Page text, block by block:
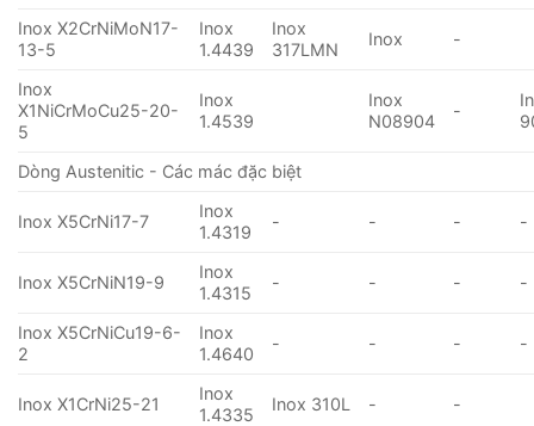
Inox X2CrNiMoN17-
13-5
Inox
1.4439
Inox
317LMN
Inox -
Inox
X1NiCrMoCu25-20-
5
Inox
1.4539
Inox
N08904
-
Dòng Austenitic - Các mác đặc biệt
Inox X5CrNi17-7
Inox
1.4319
- - - -
Inox X5CrNiN19-9
Inox
1.4315
- - - -
Inox X5CrNiCu19-6-
2
Inox
1.4640
- - - -
Inox X1CrNi25-21
Inox
1.4335
Inox 310L - -